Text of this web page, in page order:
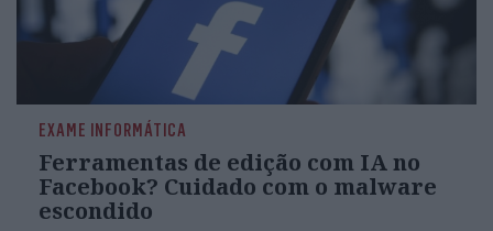
EXAME INFORMÁTICA
Ferramentas de edição com IA no
Facebook? Cuidado com o malware
escondido